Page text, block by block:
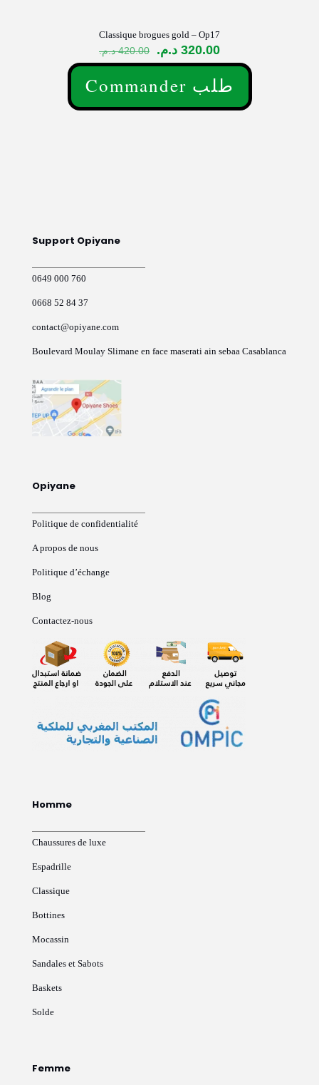
Classique brogues gold – Op17
420.00 د.م.
Le
prix
était :
320.00 د.م.
Le
prix
actuel
est :
Commander طلب
produit
la
du
produit
Support Opiyane
0649 000 760
0668 52 84 37
contact@opiyane.com
Boulevard Moulay Slimane en face maserati ain sebaa Casablanca
Opiyane
Politique de confidentialité
A propos de nous
Politique d’échange
Blog
Contactez-nous
Homme
Chaussures de luxe
Espadrille
Classique
Bottines
Mocassin
Sandales et Sabots
Baskets
Solde
Femme